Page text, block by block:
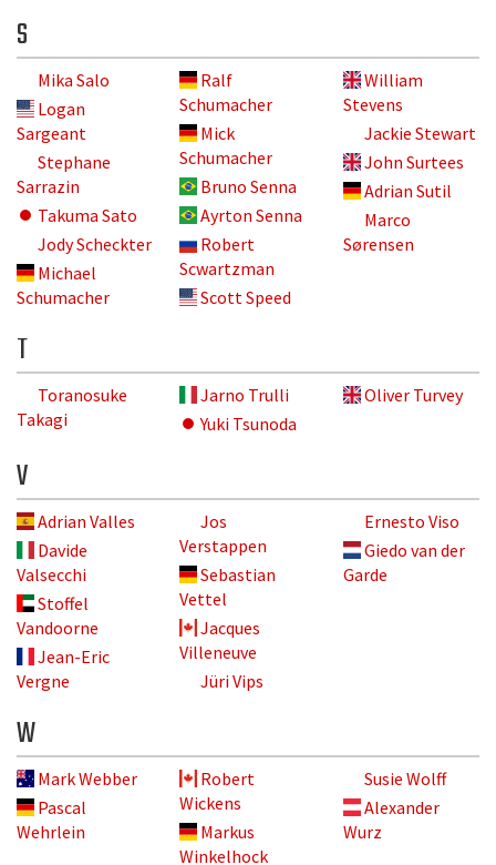
S
Mika Salo
Logan
Sargeant
Stephane
Sarrazin
Takuma Sato
Jody Scheckter
Michael
Schumacher
Ralf
Schumacher
Mick
Schumacher
Bruno Senna
Ayrton Senna
Robert
Scwartzman
Scott Speed
William
Stevens
Jackie Stewart
John Surtees
Adrian Sutil
Marco
Sørensen
T
Toranosuke
Takagi
Jarno Trulli
Yuki Tsunoda
Oliver Turvey
V
Adrian Valles
Davide
Valsecchi
Stoffel
Vandoorne
Jean-Eric
Vergne
Jos
Verstappen
Sebastian
Vettel
Jacques
Villeneuve
Jüri Vips
Ernesto Viso
Giedo van der
Garde
W
Mark Webber
Pascal
Wehrlein
Robert
Wickens
Markus
Winkelhock
Susie Wolff
Alexander
Wurz